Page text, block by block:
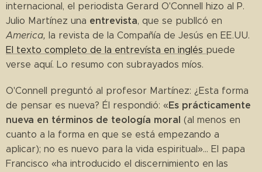
internacional, el periodista Gerard O'Connell hizo al P.
Julio Martínez una entrevista, que se publlcó en
America, la revista de la Compañía de Jesús en EE.UU.
El texto completo de la entrevísta en inglés puede
verse aquí. Lo resumo con subrayados míos.
O'Connell preguntó al profesor Martínez: ¿Esta forma
de pensar es nueva? Él respondió: «Es prácticamente
nueva en términos de teología moral (al menos en
cuanto a la forma en que se está empezando a
aplicar); no es nuevo para la vida espiritual»... El papa
Francisco «ha introducido el discernimiento en las